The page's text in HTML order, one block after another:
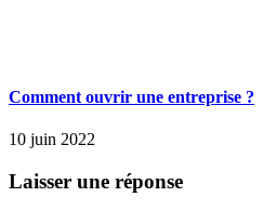
Comment ouvrir une entreprise ?
10 juin 2022
Laisser une réponse